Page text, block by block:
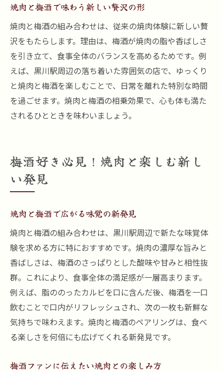
焼肉と梅酒で味わう新しい贅沢の形
焼肉と梅酒の組み合わせは、従来の焼肉体験に新しい贅
沢をもたらします。理由は、梅酒が焼肉の脂や香ばしさ
を引き立て、食事全体のバランスを高めるためです。例
えば、黒川駅周辺の落ち着いた雰囲気の店で、ゆっくり
と焼肉と梅酒を楽しむことで、日常を離れた特別な時間
を過ごせます。焼肉と梅酒の相乗効果で、心も体も満た
されるひとときを味わいましょう。
梅酒好き必見！焼肉と楽しむ新し
い発見
焼肉と梅酒で広がる味覚の新発見
焼肉と梅酒の組み合わせは、黒川駅周辺で新たな味覚体
験を求める方に特におすすめです。焼肉の濃厚な旨みと
香ばしさは、梅酒のさっぱりとした酸味や甘みと相性抜
群。これにより、食事全体の満足感が一層高まります。
例えば、脂ののったカルビを口に含んだ後、梅酒を一口
飲むことで口内がリフレッシュされ、次の一枚も新鮮な
気持ちで味わえます。焼肉と梅酒のペアリングは、食べ
る楽しさを何倍にも広げてくれる新発見です。
梅酒ファンに伝えたい焼肉との楽しみ方